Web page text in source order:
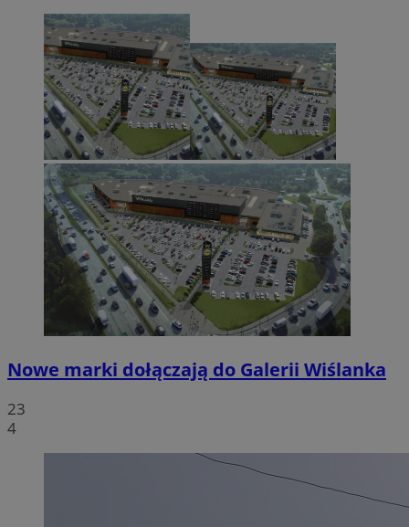
Nowe marki dołączają do Galerii Wiślanka
23
4